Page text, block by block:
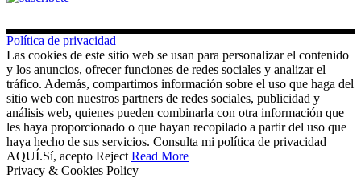
Política de privacidad
Las cookies de este sitio web se usan para personalizar el contenido
y los anuncios, ofrecer funciones de redes sociales y analizar el
tráfico. Además, compartimos información sobre el uso que haga del
sitio web con nuestros partners de redes sociales, publicidad y
análisis web, quienes pueden combinarla con otra información que
les haya proporcionado o que hayan recopilado a partir del uso que
haya hecho de sus servicios. Consulta mi política de privacidad
AQUÍ.Sí, acepto Reject Read More
Privacy & Cookies Policy